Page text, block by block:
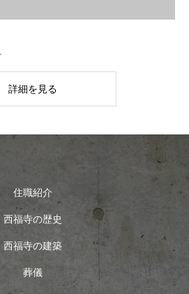
詳細を見る
住職紹介
西福寺の歴史
西福寺の建築
葬儀